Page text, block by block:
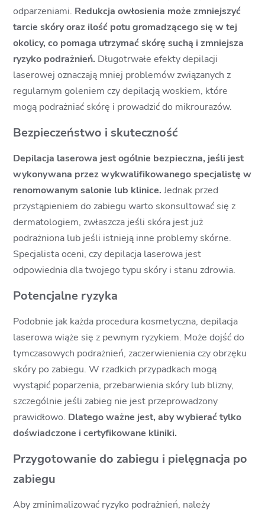
odparzeniami. Redukcja owłosienia może zmniejszyć
tarcie skóry oraz ilość potu gromadzącego się w tej
okolicy, co pomaga utrzymać skórę suchą i zmniejsza
ryzyko podrażnień. Długotrwałe efekty depilacji
laserowej oznaczają mniej problemów związanych z
regularnym goleniem czy depilacją woskiem, które
mogą podrażniać skórę i prowadzić do mikrourazów.
Bezpieczeństwo i skuteczność
Depilacja laserowa jest ogólnie bezpieczna, jeśli jest
wykonywana przez wykwalifikowanego specjalistę w
renomowanym salonie lub klinice. Jednak przed
przystąpieniem do zabiegu warto skonsultować się z
dermatologiem, zwłaszcza jeśli skóra jest już
podrażniona lub jeśli istnieją inne problemy skórne.
Specjalista oceni, czy depilacja laserowa jest
odpowiednia dla twojego typu skóry i stanu zdrowia.
Potencjalne ryzyka
Podobnie jak każda procedura kosmetyczna, depilacja
laserowa wiąże się z pewnym ryzykiem. Może dojść do
tymczasowych podrażnień, zaczerwienienia czy obrzęku
skóry po zabiegu. W rzadkich przypadkach mogą
wystąpić poparzenia, przebarwienia skóry lub blizny,
szczególnie jeśli zabieg nie jest przeprowadzony
prawidłowo. Dlatego ważne jest, aby wybierać tylko
doświadczone i certyfikowane kliniki.
Przygotowanie do zabiegu i pielęgnacja po
zabiegu
Aby zminimalizować ryzyko podrażnień, należy